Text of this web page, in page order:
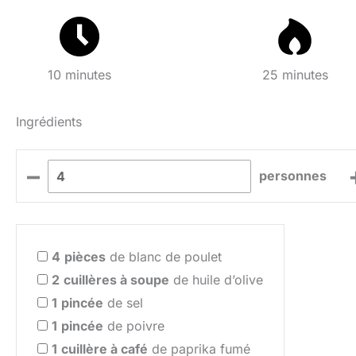
10 minutes 25 minutes
Ingrédients
– personnes
4 pièces de blanc de poulet
2 cuillères à soupe de huile d’olive
1 pincée de sel
1 pincée de poivre
1 cuillère à café de paprika fumé